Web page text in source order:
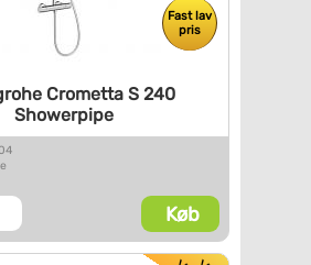
Fast lav
pris
Crometta S 240
Showerpipe
Køb